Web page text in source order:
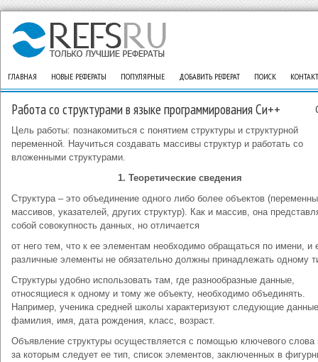
ГЛАВНАЯ НОВЫЕ РЕФЕРАТЫ ПОПУЛЯРНЫЕ ДОБАВИТЬ РЕФЕРАТ ПОИСК
Работа со структурами в языке программирования Си++
Цель работы: познакомиться с понятием структуры и структурной
переменной. Научиться создавать массивы структур и работать со
вложенными структурами.
1. Теоретические сведения
Структура – это объединение одного либо более объектов
массивов, указателей, других структур). Как и массив, она
собой совокупность данных, но отличается
от него тем, что к ее элементам необходимо обращаться по имени, и
различные элементы не обязательно должны принадлежать одному
Структуры удобно использовать там, где разнообразные данные,
относящиеся к одному и тому же объекту, необходимо объединять.
Например, ученика средней школы характеризуют следующие
фамилия, имя, дата рождения, класс, возраст.
Объявление структуры осуществляется с помощью ключевого слова
за которым следует ее тип, список элементов, заключенных в